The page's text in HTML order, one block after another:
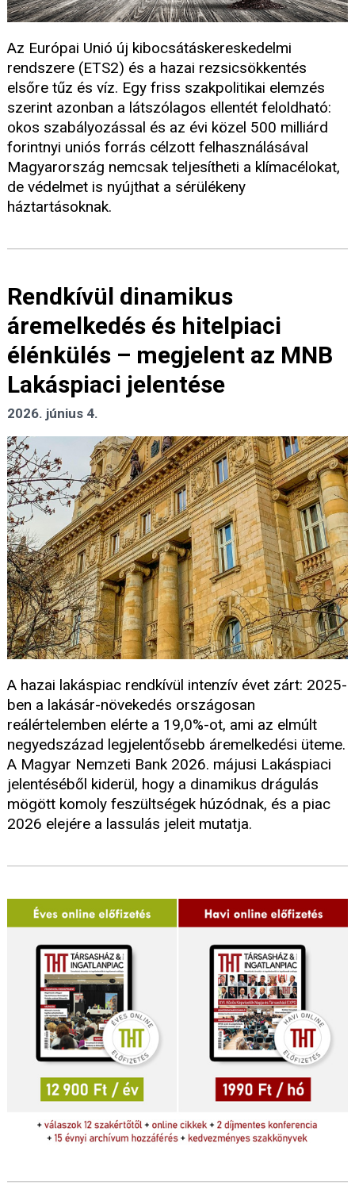
Az Európai Unió új kibocsátáskereskedelmi
rendszere (ETS2) és a hazai rezsicsökkentés
elsőre tűz és víz. Egy friss szakpolitikai elemzés
szerint azonban a látszólagos ellentét feloldható:
okos szabályozással és az évi közel 500 milliárd
forintnyi uniós forrás célzott felhasználásával
Magyarország nemcsak teljesítheti a klímacélokat,
de védelmet is nyújthat a sérülékeny
háztartásoknak.
Rendkívül dinamikus
áremelkedés és hitelpiaci
élénkülés – megjelent az MNB
Lakáspiaci jelentése
2026. június 4.
A hazai lakáspiac rendkívül intenzív évet zárt: 2025-
ben a lakásár-növekedés országosan
reálértelemben elérte a 19,0%-ot, ami az elmúlt
negyedszázad legjelentősebb áremelkedési üteme.
A Magyar Nemzeti Bank 2026. májusi Lakáspiaci
jelentéséből kiderül, hogy a dinamikus drágulás
mögött komoly feszültségek húzódnak, és a piac
2026 elejére a lassulás jeleit mutatja.